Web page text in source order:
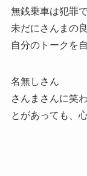
無銭乗車は犯罪
未だにさんまの
自分のトークを
名無しさん
さんまさんに笑
とがあっても、